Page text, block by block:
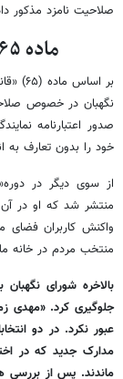
صلاحیت نامزد مذکور
ماده ۶۵ قانون انتخابات چه می‌گوید؟
بر
نگهبان در خصوص
صدور اعتبارنامه
خود را بدون تعارف به
از سوی دیگر در
منتشر شد که او در آن
واکنش کاربران
منتخب مردم در خانه
بالاخره شورای
جلوگیری کرد. «مهدی
مدارک جدید که در
ماندند. پس از بررسی